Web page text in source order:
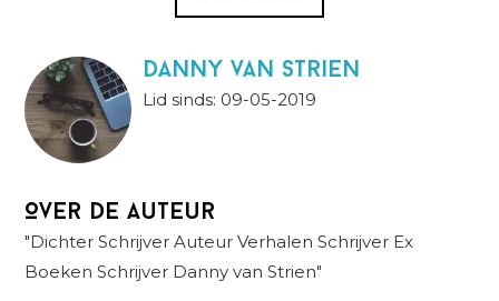
danny van strien
Lid sinds: 09-05-2019
Over de auteur
"Dichter Schrijver Auteur Verhalen Schrijver Ex
Boeken Schrijver Danny van Strien"